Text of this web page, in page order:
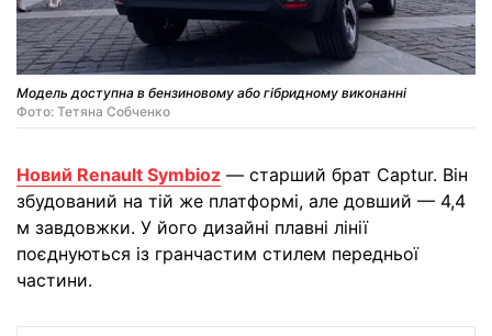
Модель доступна в бензиновому або гібридному виконанні
Фото: Тетяна Собченко
Новий Renault Symbioz — старший брат Captur. Він
збудований на тій же платформі, але довший — 4,4
м завдовжки. У його дизайні плавні лінії
поєднуються із гранчастим стилем передньої
частини.